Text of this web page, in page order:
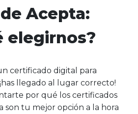
Acepta:
elegirnos?
certificado digital para
llegado al lugar correcto!
por qué los certificados
son tu mejor opción a la hora